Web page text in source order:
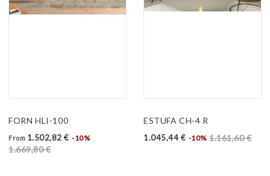
FORN HLI-100
From 1.502,82 € -10%
1.669,80 €
ESTUFA CH-4 R
1.045,44 € -10% 1.161,60 €